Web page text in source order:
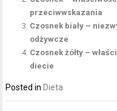
przeciwwskazania
Czosnek biały –
odżywcze
Czosnek żółty –
diecie
Posted in Dieta